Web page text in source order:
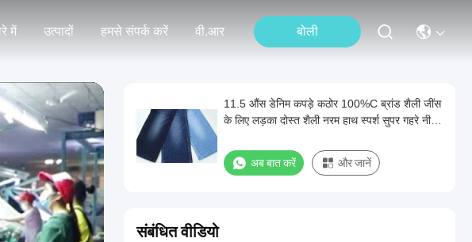
में उत्पादों हमसे संपर्क करें वी.आर बोली
11.5 औंस डेनिम कपड़े कठोर 100%C ब्रांड शैली जींस
के लिए लड़का दोस्त शैली नरम हाथ स्पर्श सुपर गहरे नीले
अब बात करें और जानें
संबंधित वीडियो